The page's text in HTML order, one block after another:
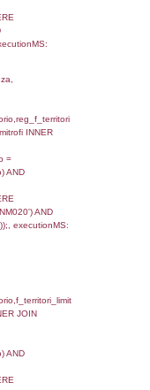
FROM
ON
=
AND
ON
=